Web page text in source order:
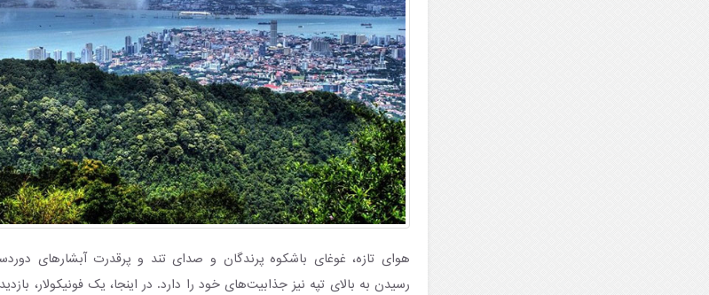
هوای تازه، غوغای باشکوه پرندگان و صدای تند و پرقدرت آبشارهای
رسیدن به بالای تپه نیز جذابیت‌های خود را دارد. در اینجا، یک فونیکولار،